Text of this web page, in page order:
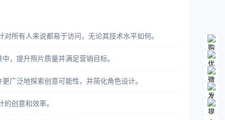
所有人来说都易于访问，无论其技术水平如何。
，提升照片质量并满足营销目标。
广泛地探索创意可能性，并简化角色设计。
创意和效率。